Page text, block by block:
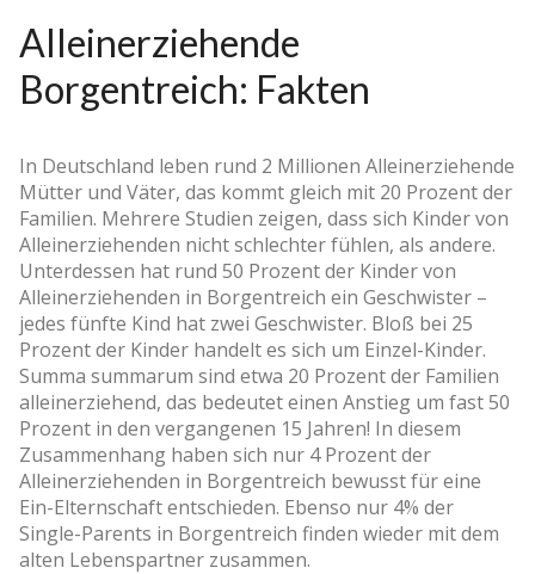
Alleinerziehende
Borgentreich: Fakten
In Deutschland leben rund 2 Millionen Alleinerziehende
Mütter und Väter, das kommt gleich mit 20 Prozent der
Familien. Mehrere Studien zeigen, dass sich Kinder von
Alleinerziehenden nicht schlechter fühlen, als andere.
Unterdessen hat rund 50 Prozent der Kinder von
Alleinerziehenden in Borgentreich ein Geschwister –
jedes fünfte Kind hat zwei Geschwister. Bloß bei 25
Prozent der Kinder handelt es sich um Einzel-Kinder.
Summa summarum sind etwa 20 Prozent der Familien
alleinerziehend, das bedeutet einen Anstieg um fast 50
Prozent in den vergangenen 15 Jahren! In diesem
Zusammenhang haben sich nur 4 Prozent der
Alleinerziehenden in Borgentreich bewusst für eine
Ein-Elternschaft entschieden. Ebenso nur 4% der
Single-Parents in Borgentreich finden wieder mit dem
alten Lebenspartner zusammen.